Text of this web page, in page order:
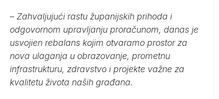
– Zahvaljujući rastu županijskih prihoda i
odgovornom upravljanju proračunom, danas je
usvojien rebalans kojim otvaramo prostor za
nova ulaganja u obrazovanje, prometnu
infrastrukturu, zdravstvo i projekte važne za
kvalitetu života naših građana.